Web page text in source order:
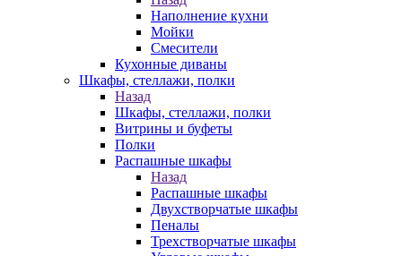
Наполнение кухни
Мойки
Смесители
Кухонные диваны
Шкафы, стеллажи, полки
Назад
Шкафы, стеллажи, полки
Витрины и буфеты
Полки
Распашные шкафы
Назад
Распашные шкафы
Двухстворчатые шкафы
Пеналы
Трехстворчатые шкафы